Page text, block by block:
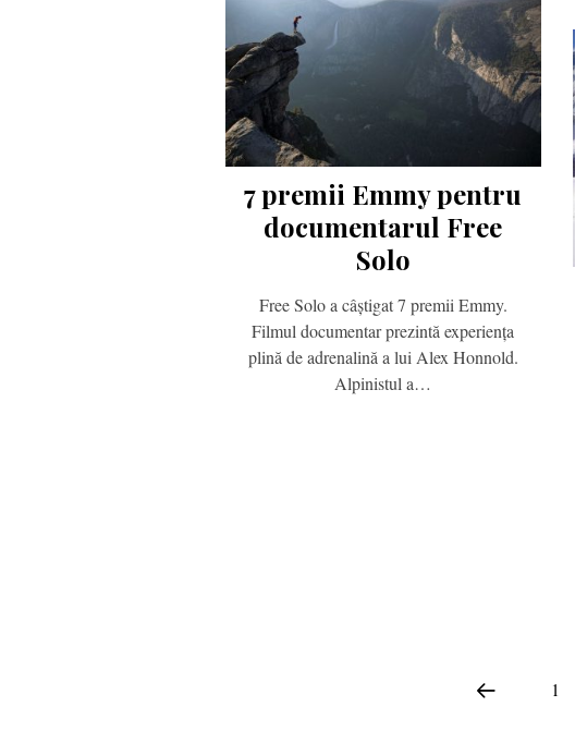
7 premii Emmy pentru
documentarul Free
Solo
Free Solo a câștigat 7 premii Emmy.
Filmul documentar prezintă experiența
plină de adrenalină a lui Alex Honnold.
Alpinistul a…
1